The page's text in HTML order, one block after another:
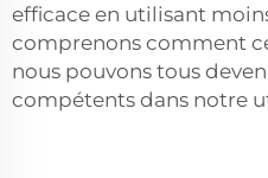
efficace en utilisant
comprenons comment
nous pouvons tous
compétents dans notre